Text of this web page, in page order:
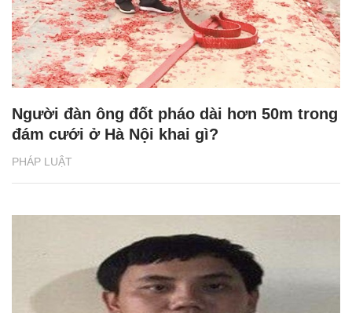
PHÁP LUẬT
Người đàn ông đốt pháo dài hơn 50m trong
đám cưới ở Hà Nội khai gì?